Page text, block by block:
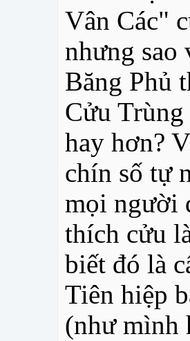
Vân Các"
nhưng sao
Băng Phủ
Cửu
hay hơn?
chín số tự
mọi người
thích cửu
biết đó là
Tiên hiệp
(như mình